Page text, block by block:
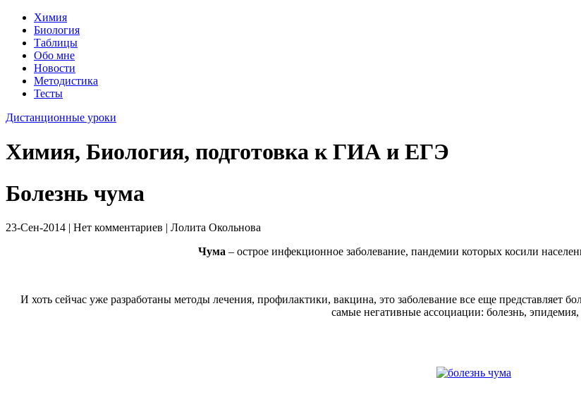
Химия
Биология
Таблицы
Обо мне
Новости
Методистика
Тесты
Дистанционные уроки
Химия, Биология, подготовка к ГИА и ЕГЭ
Болезнь чума
23-Сен-2014 | Нет комментариев | Лолита Окольнова
Чума – острое инфекционное заболевание, пандемии которых косили
И хоть сейчас уже разработаны методы лечения, профилактики, вакцина, это заболевание все еще представляет
самые негативные ассоциации: болезнь, эпидемия,